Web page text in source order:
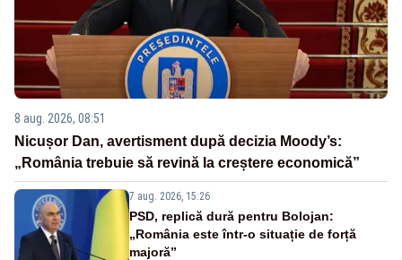
8 aug. 2026, 08:51
Nicușor Dan, avertisment după decizia Moody’s:
„România trebuie să revină la creștere economică”
7 aug. 2026, 15:26
PSD, replică dură pentru Bolojan:
„România este într-o situație de forță
majoră”